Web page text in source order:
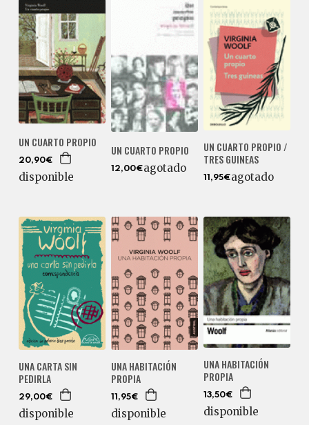
UN CUARTO PROPIO
20,90€
disponible
UN CUARTO PROPIO
12,00€agotado
UN CUARTO PROPIO /
TRES GUINEAS
11,95€agotado
UNA CARTA SIN
PEDIRLA
29,00€
disponible
UNA HABITACIÓN
PROPIA
11,95€
disponible
UNA HABITACIÓN
PROPIA
13,50€
disponible